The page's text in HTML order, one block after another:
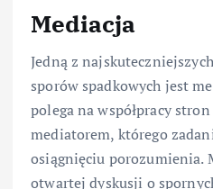
Mediacja
Jedną z
sporów spadkowych jest
polega na współpracy
mediatorem, którego
osiągnięciu porozumienia.
otwartej dyskusji o